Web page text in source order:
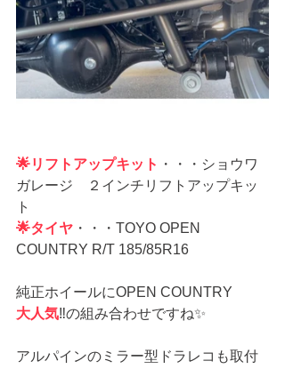
🌟リフトアップキット ・・・ショウワ
ガレージ　２インチリフトアップキッ
ト
🌟タイヤ ・・・TOYO OPEN
COUNTRY R/T 185/85R16
純正ホイールにOPEN COUNTRY
大人気‼️の組み合わせですね✨
アルパインのミラー型ドラレコも取付